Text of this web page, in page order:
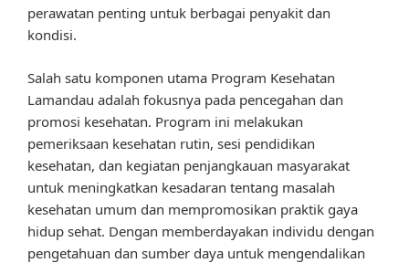
perawatan penting untuk berbagai penyakit dan
kondisi.
Salah satu komponen utama Program Kesehatan
Lamandau adalah fokusnya pada pencegahan dan
promosi kesehatan. Program ini melakukan
pemeriksaan kesehatan rutin, sesi pendidikan
kesehatan, dan kegiatan penjangkauan masyarakat
untuk meningkatkan kesadaran tentang masalah
kesehatan umum dan mempromosikan praktik gaya
hidup sehat. Dengan memberdayakan individu dengan
pengetahuan dan sumber daya untuk mengendalikan